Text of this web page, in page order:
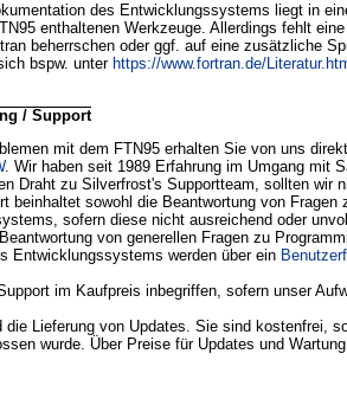
des Entwicklungssystems liegt in
enthaltenen Werkzeuge. Allerdings fehlt
beherrschen oder ggf. auf eine zusätzliche
bspw. unter https://www.fortran.de/
/ Support
mit dem FTN95 erhalten Sie von uns
. Wir haben seit 1989 Erfahrung im Umgang mit
Draht zu Silverfrost's Supportteam, sollten wir
beinhaltet sowohl die Beantwortung von Fragen
sofern diese nicht ausreichend oder
von generellen Fragen zu
Entwicklungssystems werden über ein
im Kaufpreis inbegriffen, sofern unser
die Lieferung von Updates. Sie sind kostenfrei,
wurde. Über Preise für Updates und